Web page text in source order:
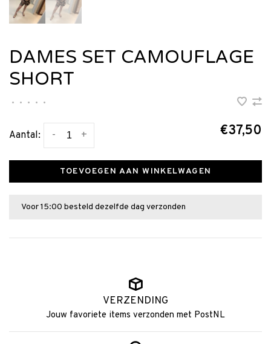
DAMES SET CAMOUFLAGE
SHORT
• • • • •
Aantal: +
- €37,50
TOEVOEGEN AAN WINKELWAGEN
Voor 15:00 besteld dezelfde dag verzonden
VERZENDING
Jouw favoriete items verzonden met PostNL